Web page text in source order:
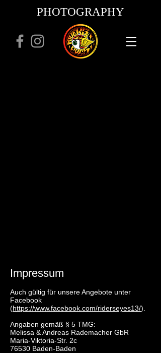
PHOTOGRAPHY
Impressum
Auch gültig für unsere Angebote unter
Facebook
(https://www.facebook.com/riderseyes13/).
Angaben gemäß § 5 TMG:
Melissa & Andreas Rademacher GbR
Maria-Viktoria-Str. 2c
76530 Baden-Baden